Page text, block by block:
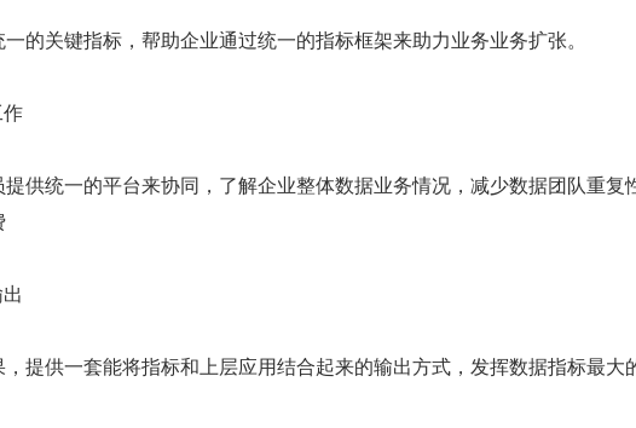
的关键指标，帮助企业通过统一的指标框架来助力业务业务扩张。
供统一的平台来协同，了解企业整体数据业务情况，减少数据团队重复
提供一套能将指标和上层应用结合起来的输出方式，发挥数据指标最大